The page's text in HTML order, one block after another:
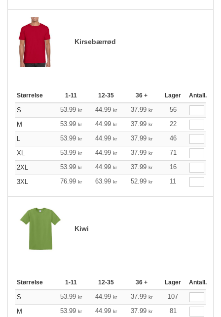
Kirsebærrød
Størrelse 1-11 12-35 36 + Lager Antall.
S 53.99 kr 44.99 kr 37.99 kr
56
M
53.99 kr 44.99 kr 37.99 kr
22
L
53.99 kr 44.99 kr 37.99 kr
46
XL
53.99 kr 44.99 kr 37.99 kr
71
2XL
53.99 kr 44.99 kr 37.99 kr
16
3XL
76.99 kr 63.99 kr 52.99 kr 11
Kiwi
Størrelse 1-11 12-35 36 + Lager Antall.
S 53.99 kr 44.99 kr 37.99 kr
107
M
53.99 kr 44.99 kr 37.99 kr
81